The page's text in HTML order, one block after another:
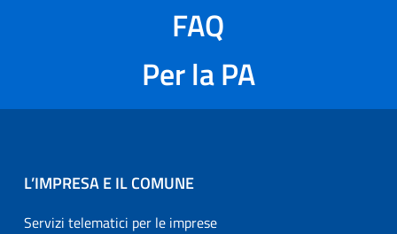
FAQ
Per la PA
L’IMPRESA E IL COMUNE
Servizi telematici per le imprese